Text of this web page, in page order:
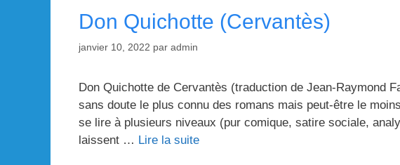
Don Quichotte (Cervantès)
janvier 10, 2022 par admin
Don Quichotte de Cervantès (traduction de Jean-Raymond
sans doute le plus connu des romans mais peut-être le
se lire à plusieurs niveaux (pur comique, satire sociale,
laissent … Lire la suite